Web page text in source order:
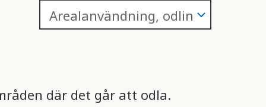
där det går att odla.